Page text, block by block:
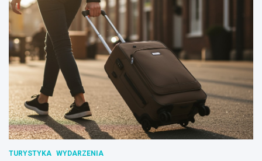
TURYSTYKA WYDARZENIA